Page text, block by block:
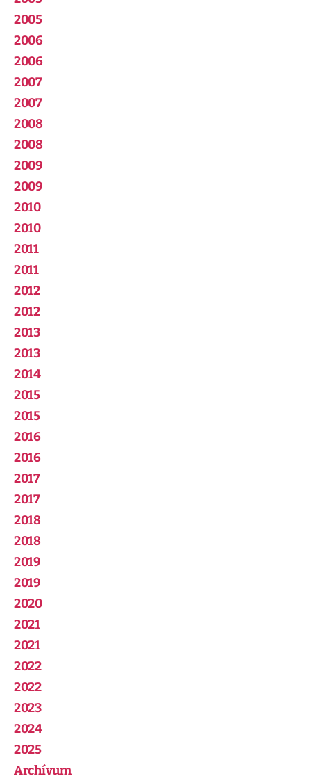
2005
2006
2006
2007
2007
2008
2008
2009
2009
2010
2010
2011
2011
2012
2012
2013
2013
2014
2015
2015
2016
2016
2017
2017
2018
2018
2019
2019
2020
2021
2021
2022
2022
2023
2024
2025
Archívum